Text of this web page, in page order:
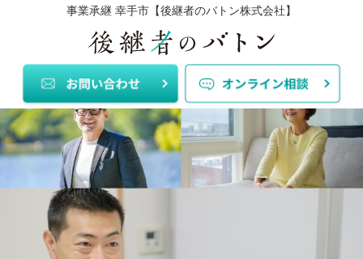
事業承継 幸手市【後継者のバトン株式会社】